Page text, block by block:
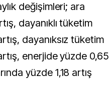
değişimleri; ara
dayanıklı tüketim
dayanıksız tüketim
enerjide yüzde 0,65
yüzde 1,18 artış